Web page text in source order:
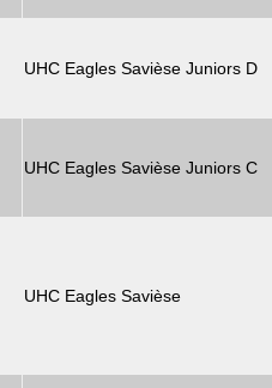
UHC Eagles Savièse Juniors D
UHC Eagles Savièse Juniors C
UHC Eagles Savièse